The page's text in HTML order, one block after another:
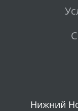
Нижний